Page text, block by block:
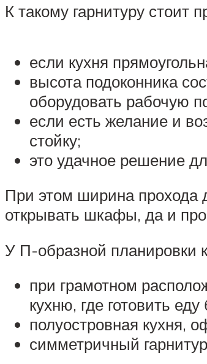
К такому гарнитуру стоит
если кухня
высота подоконника
оборудовать рабочую
если есть желание и
стойку;
это удачное решение
При этом ширина прохода
открывать шкафы, да и
У П-образной планировки
при грамотном
кухню, где готовить
полуостровная кухня,
симметричный